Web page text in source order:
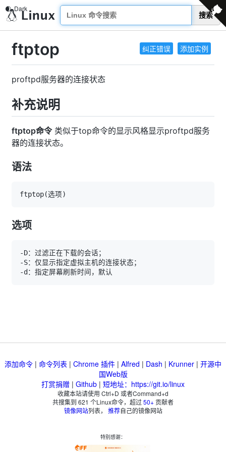
搜索
纠正错误 添加实例
ftptop
proftpd服务器的连接状态
补充说明
ftptop命令类似于top命令的显示风格显示proftpd服务
器的连接状态。
语法
ftptop(选项)
选项
添加命令 | 命令列表 | Chrome 插件 | Alfred | Dash | Krunner | 开源中
国Web版
打赏捐赠 | Github | 短地址：https://git.io/linux
收藏本站请使用 Ctrl+D 或者Command+d
共搜集到 621 个Linux命令，超过50+贡献者
镜像网站列表， 推荐自己的镜像网站
特别感谢：